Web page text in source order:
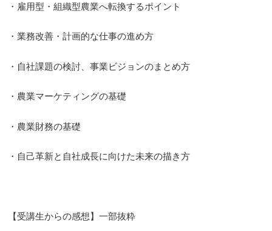
・雇用型・組織型農業へ転換するポイント
・業務改善・計画的な仕事の進め方
・自社課題の検討、事業ビジョンのまとめ方
・農業マーケティングの基礎
・農業財務の基礎
・自己革新と自社成長に向けた未来の描き方
【受講生からの感想】一部抜粋